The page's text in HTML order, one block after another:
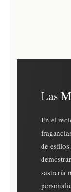
Las
En el
de
sastrería